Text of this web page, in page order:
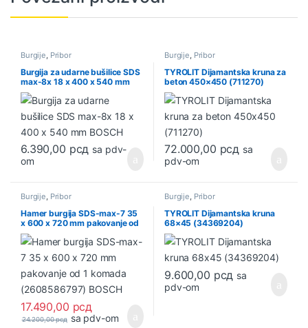
Burgije Pribor
Burgija za udarne bušilice SDS
max-8x 18 x 400 x 540 mm
BOSCH
6.390,00 рсд sa pdv-
om
Burgije Pribor
TYROLIT Dijamantska kruna za
beton 450×450 (711270)
72.000,00 рсд sa
pdv-om
Burgije, Pribor
Hamer burgija SDS-max-7 35
x 600 x 720 mm pakovanje od
1 komada (2608586797)
BOSCH
17.490,00 рсд
24.200,00рсд sa pdv-om
Burgije, Pribor
TYROLIT Dijamantska kruna
68×45 (34369204)
9.600,00 рсд sa
pdv-om